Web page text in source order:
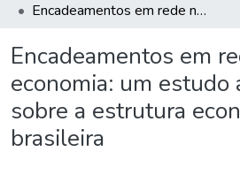
Encadeamentos em rede na economia: um estudo aplicado sobre a estrutura econômica brasileira
Encadeamentos em
economia: um estudo
sobre a estrutura
brasileira